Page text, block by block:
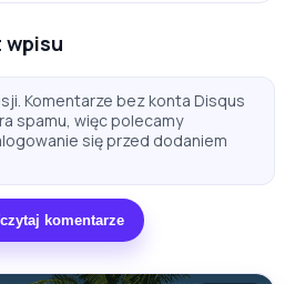
wpisu
Komentarze bez konta Disqus
spamu, więc polecamy
się przed dodaniem
komentarze